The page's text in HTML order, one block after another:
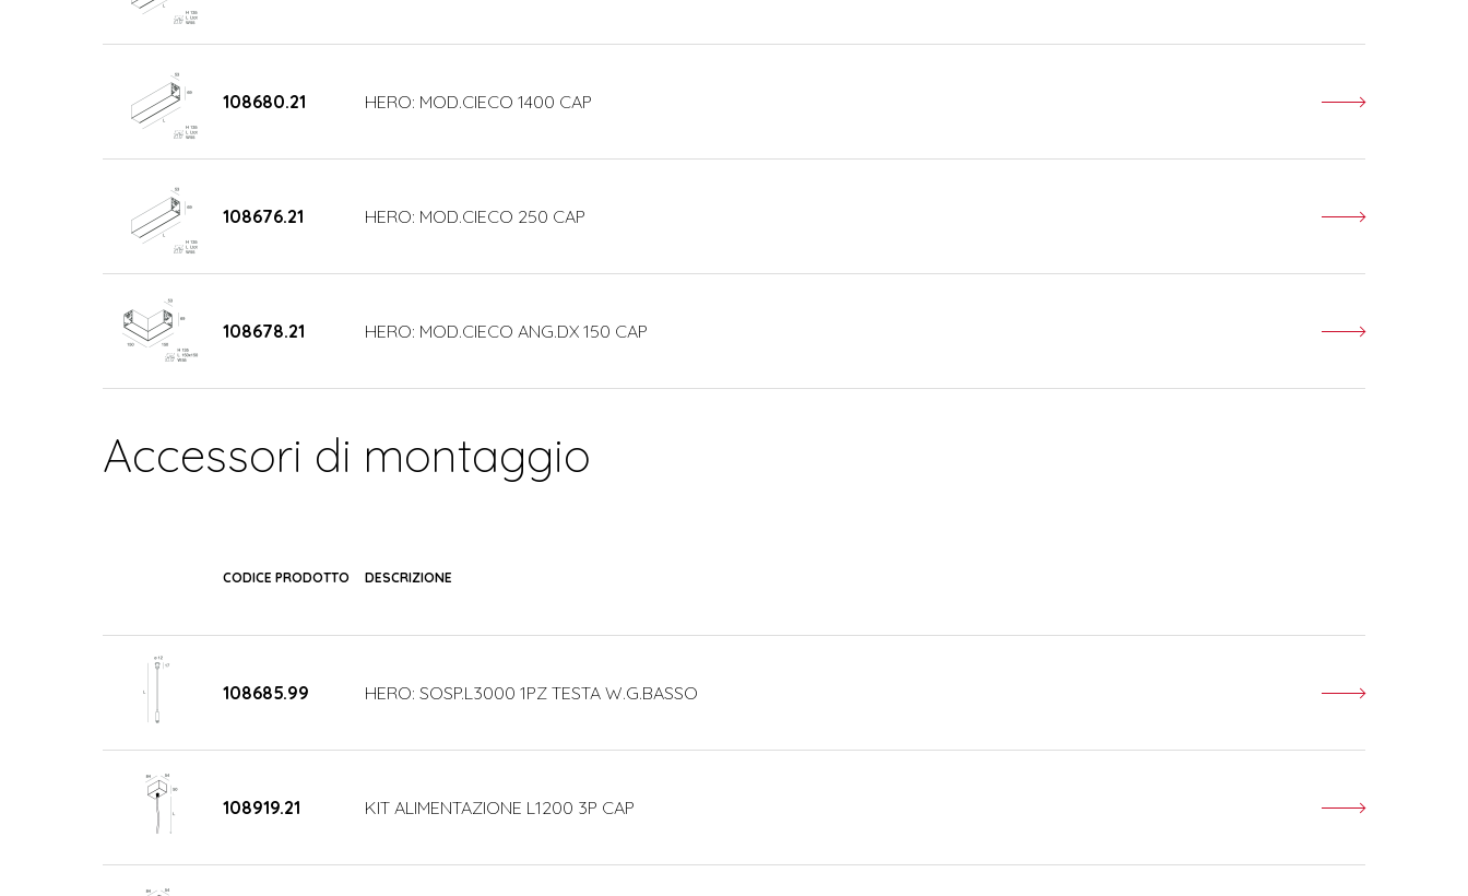
108680.21 HERO: MOD.CIECO 1400 CAP
108676.21 HERO: MOD.CIECO 250 CAP
108678.21 HERO: MOD.CIECO ANG.DX 150 CAP
Accessori di montaggio
CODICE PRODOTTO DESCRIZIONE
108685.99 HERO: SOSP.L3000 1PZ TESTA W.G.BASSO
108919.21 KIT ALIMENTAZIONE L1200 3P CAP